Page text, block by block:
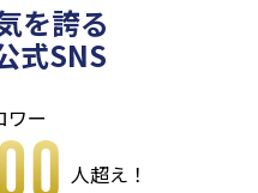
を誇る
式SNS
ワー
人超え！